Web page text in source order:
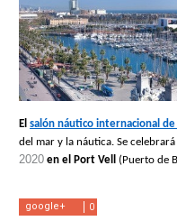
El salón náutico internacional de
del mar y la náutica. Se celebrará
2020 en el Port Vell (Puerto de
0
google+